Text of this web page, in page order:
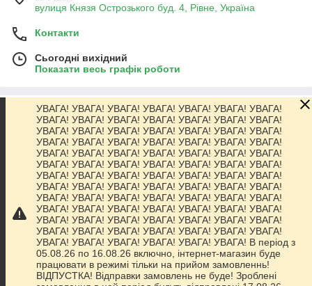
вулиця Князя Острозького буд. 4, Рівне, Україна
Контакти
Сьогодні вихідний
Показати весь графік роботи
Про нас
Контакти
Доставка та оплата
Графік роботи
Повна версія сайту
Сайт створено на маркетплейсіProm.ua
УВАГА! УВАГА! УВАГА! УВАГА! УВАГА! УВАГА! УВАГА!
УВАГА! УВАГА! УВАГА! УВАГА! УВАГА! УВАГА! УВАГА!
УВАГА! УВАГА! УВАГА! УВАГА! УВАГА! УВАГА! УВАГА!
УВАГА! УВАГА! УВАГА! УВАГА! УВАГА! УВАГА! УВАГА!
УВАГА! УВАГА! УВАГА! УВАГА! УВАГА! УВАГА! УВАГА!
УВАГА! УВАГА! УВАГА! УВАГА! УВАГА! УВАГА! УВАГА!
УВАГА! УВАГА! УВАГА! УВАГА! УВАГА! УВАГА! УВАГА!
УВАГА! УВАГА! УВАГА! УВАГА! УВАГА! УВАГА! УВАГА!
УВАГА! УВАГА! УВАГА! УВАГА! УВАГА! УВАГА! УВАГА!
УВАГА! УВАГА! УВАГА! УВАГА! УВАГА! УВАГА! УВАГА!
УВАГА! УВАГА! УВАГА! УВАГА! УВАГА! УВАГА! УВАГА!
УВАГА! УВАГА! УВАГА! УВАГА! УВАГА! УВАГА! УВАГА!
УВАГА! УВАГА! УВАГА! УВАГА! УВАГА! УВАГА! В період з
05.08.26 по 16.08.26 включно, інтернет-магазин буде
працювати в режимі тільки на прийом замовленнь!
ВІДПУСТКА! Відправки замовлень не буде! Зроблені